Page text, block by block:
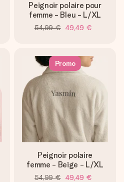
Peignoir polaire pour
femme - Bleu - L/XL
54,99 € 49,49 €
Promo
Peignoir polaire
femme - Beige - L/XL
54,99 € 49,49 €